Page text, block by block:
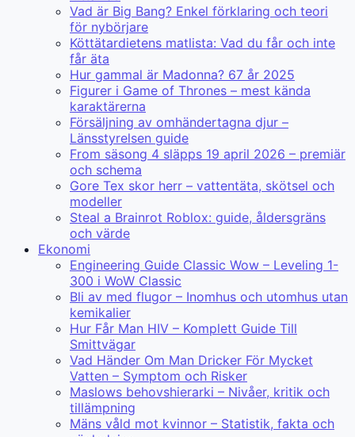
Vad är Big Bang? Enkel förklaring och teori
för nybörjare
Köttätardietens matlista: Vad du får och inte
får äta
Hur gammal är Madonna? 67 år 2025
Figurer i Game of Thrones – mest kända
karaktärerna
Försäljning av omhändertagna djur –
Länsstyrelsen guide
From säsong 4 släpps 19 april 2026 – premiär
och schema
Gore Tex skor herr – vattentäta, skötsel och
modeller
Steal a Brainrot Roblox: guide, åldersgräns
och värde
Ekonomi
Engineering Guide Classic Wow – Leveling 1-
300 i WoW Classic
Bli av med flugor – Inomhus och utomhus utan
kemikalier
Hur Får Man HIV – Komplett Guide Till
Smittvägar
Vad Händer Om Man Dricker För Mycket
Vatten – Symptom och Risker
Maslows behovshierarki – Nivåer, kritik och
tillämpning
Mäns våld mot kvinnor – Statistik, fakta och